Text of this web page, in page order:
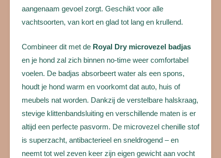
aangenaam gevoel zorgt. Geschikt voor alle
vachtsoorten, van kort en glad tot lang en krullend.
Combineer dit met de Royal Dry microvezel badjas
en je hond zal zich binnen no-time weer comfortabel
voelen. De badjas absorbeert water als een spons,
houdt je hond warm en voorkomt dat auto, huis of
meubels nat worden. Dankzij de verstelbare halskraag,
stevige klittenbandsluiting en verschillende maten is er
altijd een perfecte pasvorm. De microvezel chenille stof
is superzacht, antibacterieel en sneldrogend – en
neemt tot wel zeven keer zijn eigen gewicht aan vocht